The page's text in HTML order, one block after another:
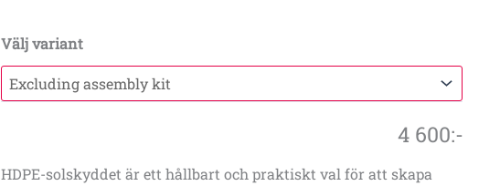
Välj variant
4 600:-
HDPE-solskyddet är ett hållbart och praktiskt val för att skapa